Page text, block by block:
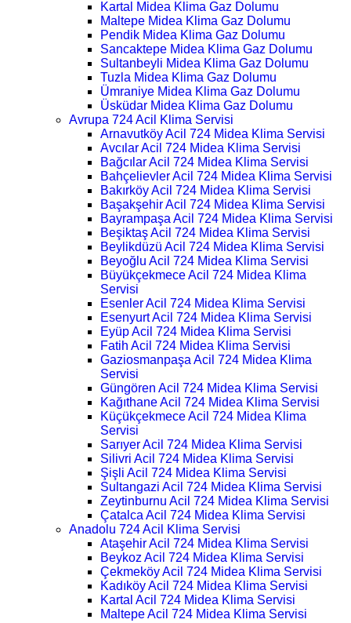
Kartal Midea Klima Gaz Dolumu
Maltepe Midea Klima Gaz Dolumu
Pendik Midea Klima Gaz Dolumu
Sancaktepe Midea Klima Gaz Dolumu
Sultanbeyli Midea Klima Gaz Dolumu
Tuzla Midea Klima Gaz Dolumu
Ümraniye Midea Klima Gaz Dolumu
Üsküdar Midea Klima Gaz Dolumu
Avrupa 724 Acil Klima Servisi
Arnavutköy Acil 724 Midea Klima Servisi
Avcılar Acil 724 Midea Klima Servisi
Bağcılar Acil 724 Midea Klima Servisi
Bahçelievler Acil 724 Midea Klima Servisi
Bakırköy Acil 724 Midea Klima Servisi
Başakşehir Acil 724 Midea Klima Servisi
Bayrampaşa Acil 724 Midea Klima Servisi
Beşiktaş Acil 724 Midea Klima Servisi
Beylikdüzü Acil 724 Midea Klima Servisi
Beyoğlu Acil 724 Midea Klima Servisi
Büyükçekmece Acil 724 Midea Klima
Servisi
Esenler Acil 724 Midea Klima Servisi
Esenyurt Acil 724 Midea Klima Servisi
Eyüp Acil 724 Midea Klima Servisi
Fatih Acil 724 Midea Klima Servisi
Gaziosmanpaşa Acil 724 Midea Klima
Servisi
Güngören Acil 724 Midea Klima Servisi
Kağıthane Acil 724 Midea Klima Servisi
Küçükçekmece Acil 724 Midea Klima
Servisi
Sarıyer Acil 724 Midea Klima Servisi
Silivri Acil 724 Midea Klima Servisi
Şişli Acil 724 Midea Klima Servisi
Sultangazi Acil 724 Midea Klima Servisi
Zeytinburnu Acil 724 Midea Klima Servisi
Çatalca Acil 724 Midea Klima Servisi
Anadolu 724 Acil Klima Servisi
Ataşehir Acil 724 Midea Klima Servisi
Beykoz Acil 724 Midea Klima Servisi
Çekmeköy Acil 724 Midea Klima Servisi
Kadıköy Acil 724 Midea Klima Servisi
Kartal Acil 724 Midea Klima Servisi
Maltepe Acil 724 Midea Klima Servisi